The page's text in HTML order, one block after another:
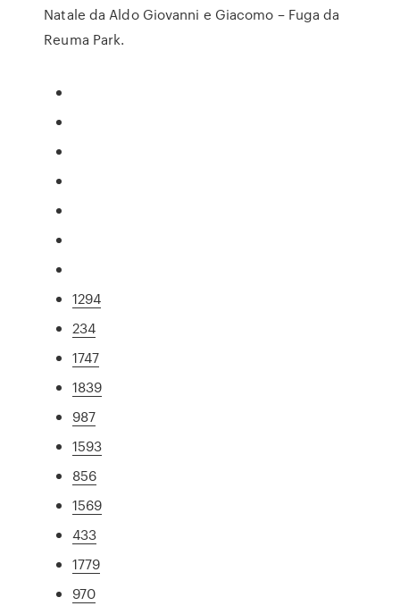
Natale da Aldo Giovanni e Giacomo – Fuga da
Reuma Park.
1294
234
1747
1839
987
1593
856
1569
433
1779
970